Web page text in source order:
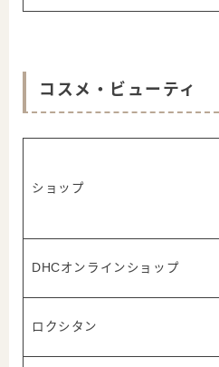
コスメ・ビューティ
ショップ
DHCオンラインショップ
ロクシタン